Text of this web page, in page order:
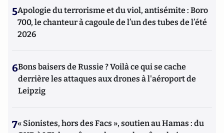
5Apologie du terrorisme et du viol, antisémite : Boro
700, le chanteur à cagoule de l’un des tubes de l’été
2026
6Bons baisers de Russie ? Voilà ce qui se cache
derrière les attaques aux drones à l'aéroport de
Leipzig
7« Sionistes, hors des Facs », soutien au Hamas : du